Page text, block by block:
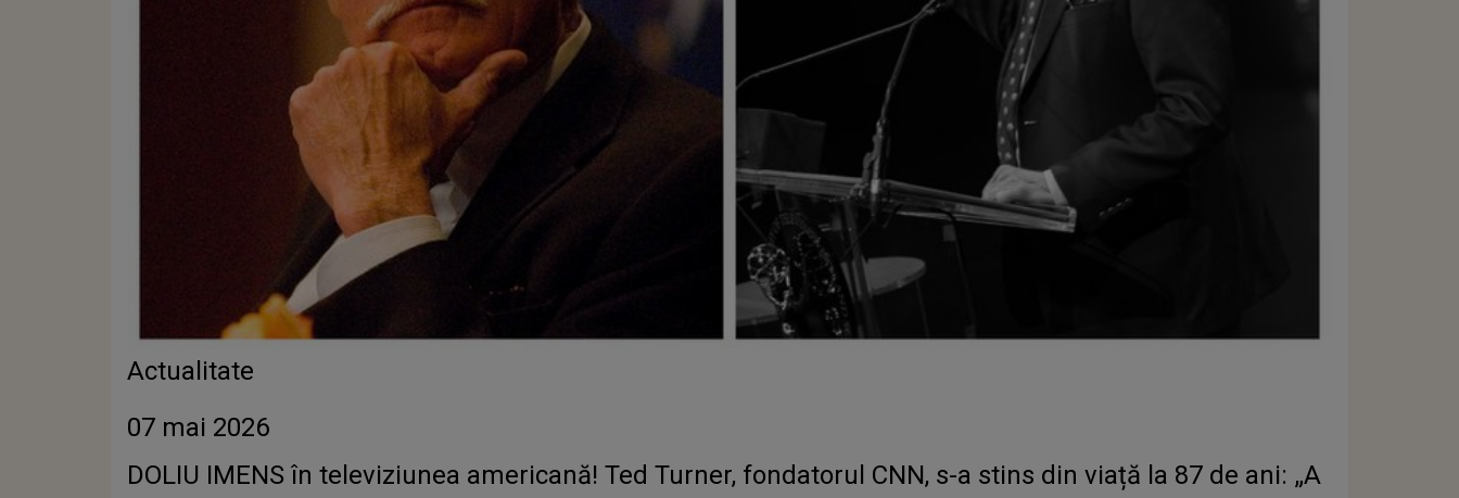
Actualitate
07 mai 2026
DOLIU IMENS în televiziunea americană! Ted Turner, fondatorul CNN, s-a stins din viață la 87 de ani: „A